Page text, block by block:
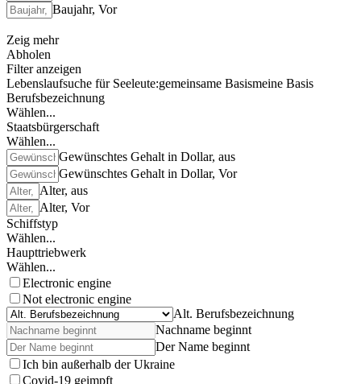
Baujahr, Vor
Zeig mehr
Abholen
Filter anzeigen
Lebenslaufsuche für Seeleute:gemeinsame Basismeine Basis
Berufsbezeichnung
Wählen...
Staatsbürgerschaft
Wählen...
Gewünschtes Gehalt in Dollar, aus
Gewünschtes Gehalt in Dollar, Vor
Alter, aus
Alter, Vor
Schiffstyp
Wählen...
Haupttriebwerk
Wählen...
Electronic engine
Not electronic engine
Alt. Berufsbezeichnung
Nachname beginnt
Der Name beginnt
Ich bin außerhalb der Ukraine
Covid-19 geimpft